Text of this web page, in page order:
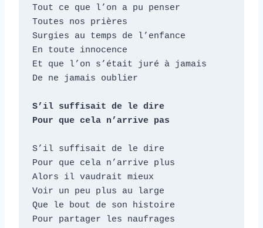
Tout ce que l’on a pu penser
Toutes nos prières
Surgies au temps de l’enfance
En toute innocence
Et que l’on s’était juré à jamais
De ne jamais oublier
S’il suffisait de le dire
Pour que cela n’arrive pas
S’il suffisait de le dire
Pour que cela n’arrive plus
Alors il vaudrait mieux
Voir un peu plus au large
Que le bout de son histoire
Pour partager les naufrages